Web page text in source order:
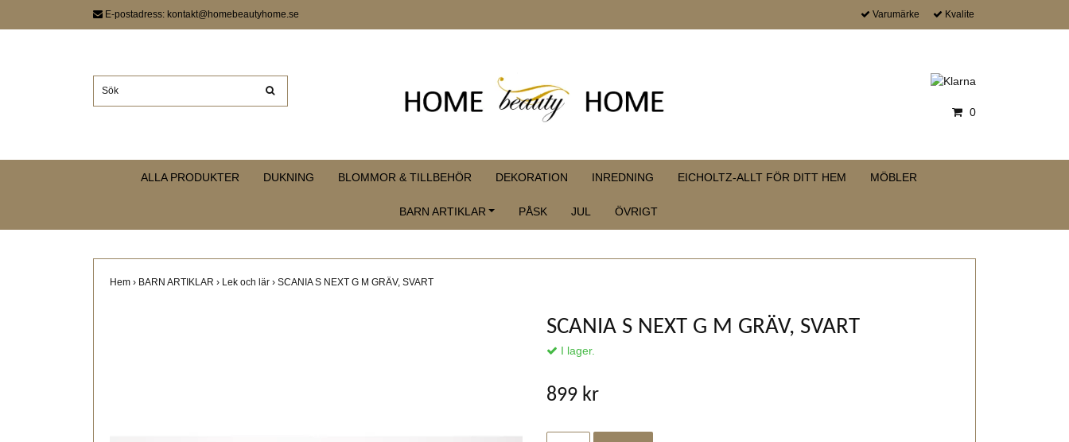
E-postadress: kontakt@homebeautyhome.se Varumärke Kvalite
0
ALLA PRODUKTER DUKNING BLOMMOR & TILLBEHÖR DEKORATION INREDNING EICHOLTZ-ALLT FÖR DITT HEM MÖBLER
BARN ARTIKLAR PÅSK JUL ÖVRIGT
Hem › BARN ARTIKLAR › Lek och lär › SCANIA S NEXT G M GRÄV, SVART
SCANIA S NEXT G M GRÄV, SVART
I lager.
899 kr